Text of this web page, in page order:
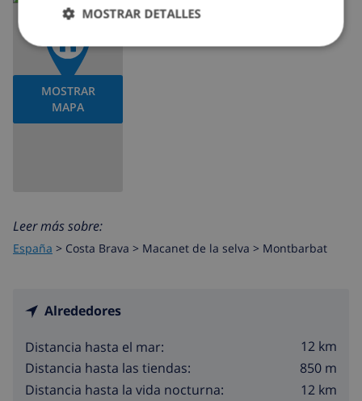
MOSTRAR
MAPA
Leer más sobre:
España > Costa Brava > Macanet de la selva > Montbarbat
Alrededores
Distancia hasta el mar:
12 km
Distancia hasta las tiendas:
850 m
Distancia hasta la vida nocturna:
12 km
MOSTRAR DETALLES